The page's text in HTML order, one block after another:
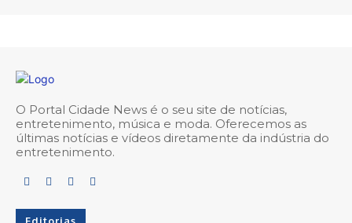
O Portal Cidade News é o seu site de notícias,
entretenimento, música e moda. Oferecemos as
últimas notícias e vídeos diretamente da indústria do
entretenimento.